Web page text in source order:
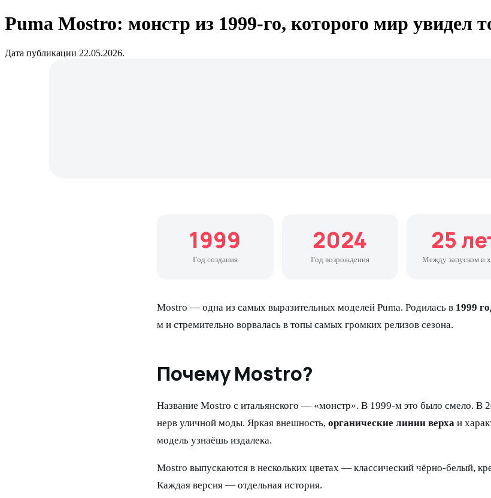
Puma Mostro: монстр из 1999-го, которого мир увидел
Дата публикации 22.05.2026.
1999
Год создания
2024
Год возрождения
25
Между запуском и
Mostro — одна из самых выразительных моделей Puma. Родилась в 1999
м и стремительно ворвалась в топы самых громких релизов сезона.
Почему Mostro?
Название Mostro с итальянского — «монстр». В 1999-м это было смело. В
нерв уличной моды. Яркая внешность, органические линии верха и
модель узнаёшь издалека.
Mostro выпускаются в нескольких цветах — классический чёрно-белый,
Каждая версия — отдельная история.